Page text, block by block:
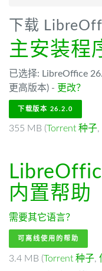
下载
主安装程
已选择: LibreOffice
更高版本) - 更改？
下载版本 26.2.0
355 MB (Torrent 种子,
内置帮助
需要其它语言？
可离线使用的帮助
3.4 MB (Torrent 种子,